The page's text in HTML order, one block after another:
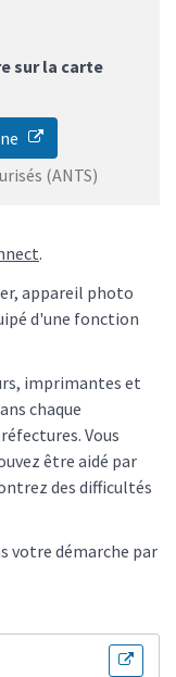
sur la carte
(ANTS)
.
appareil photo
d'une fonction
imprimantes et
chaque
Vous
être aidé par
des difficultés
votre démarche par